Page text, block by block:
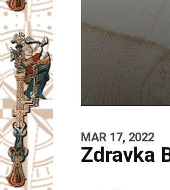
MAR 17, 2022
Zdravka